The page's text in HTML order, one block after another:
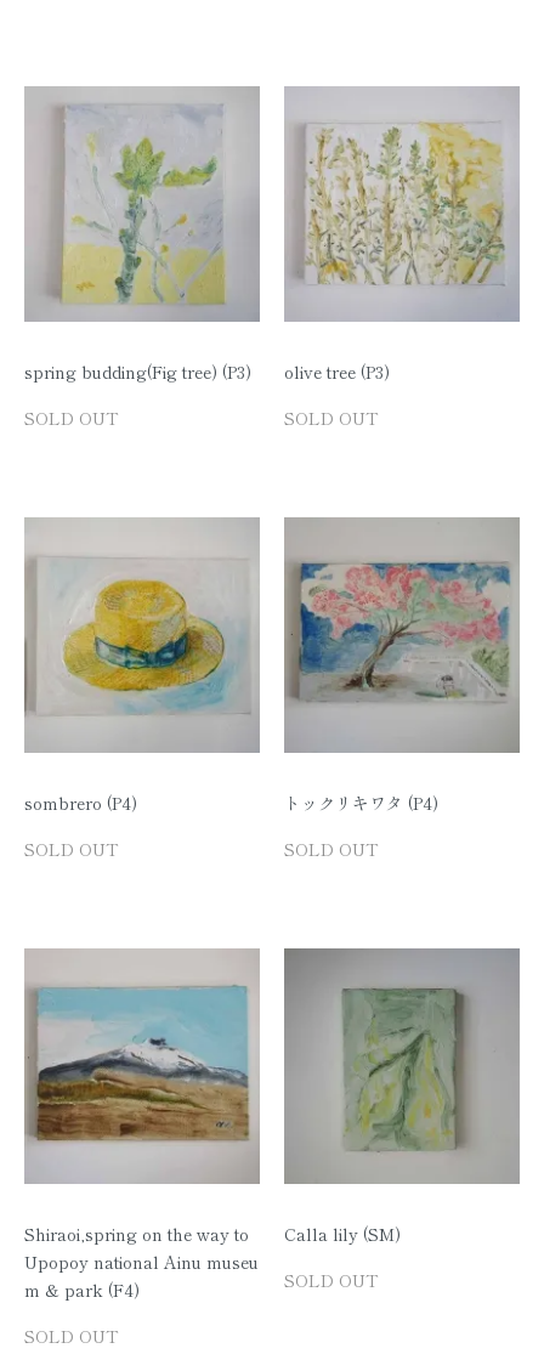
spring budding(Fig tree) (P3)
SOLD OUT
olive tree (P3)
SOLD OUT
sombrero (P4)
SOLD OUT
トックリキワタ (P4)
SOLD OUT
Shiraoi,spring on the way to
Upopoy national Ainu museu
m & park (F4)
SOLD OUT
Calla lily (SM)
SOLD OUT